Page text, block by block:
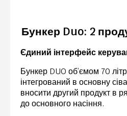
Бункер Duo: 2
Єдиний інтерфейс
Бункер DUO об’ємом 70
інтегрований в основну
вносити другий продукт в
до основного насіння.